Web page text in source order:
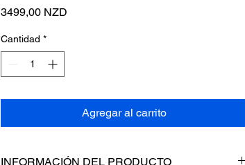
3499,00 NZD
Cantidad *
Agregar al carrito
INFORMACIÓN DEL PRODUCTO